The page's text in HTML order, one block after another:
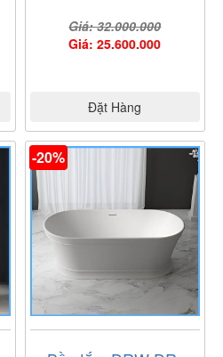
Giá: 32.000.000
Giá: 25.600.000
Đặt Hàng
-20%